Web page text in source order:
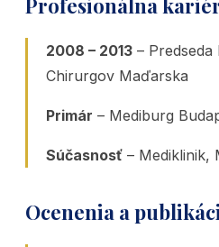
Profesionálna
2008 – 2013 –
Chirurgov Maďarska
Primár – Mediburg
Súčasnosť – Mediklinik,
Ocenenia a